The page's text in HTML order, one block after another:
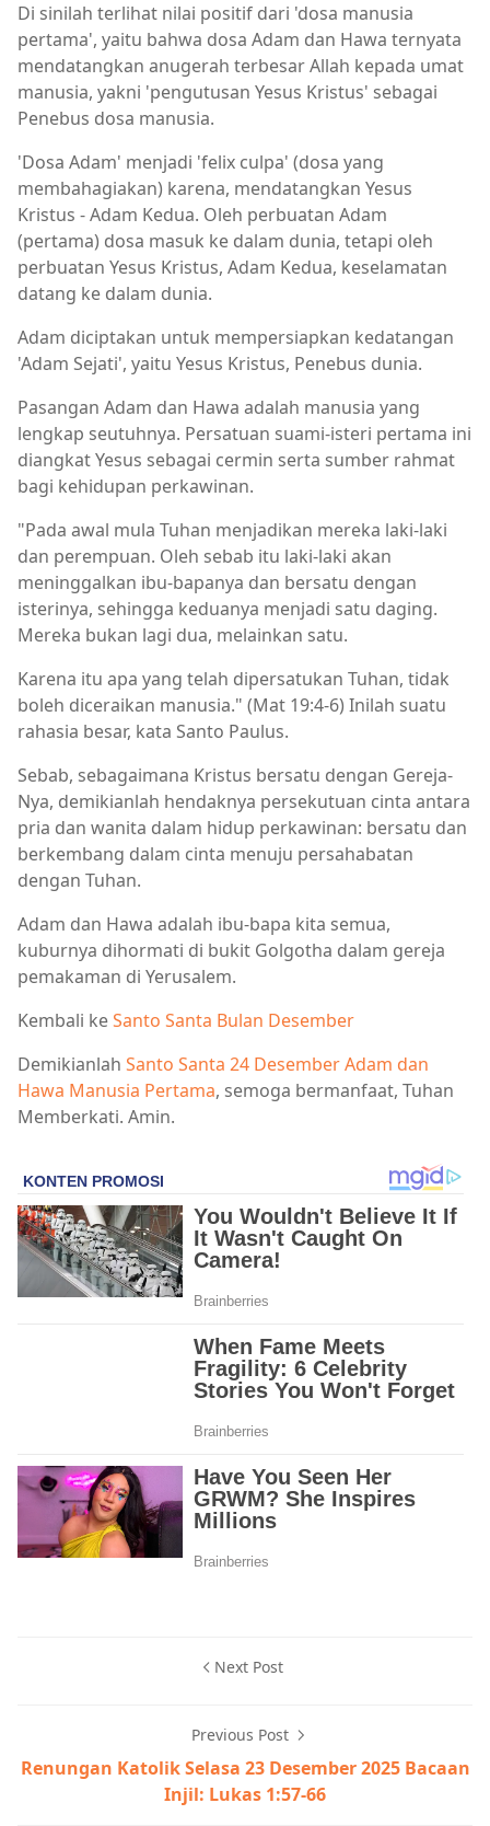
Di sinilah terlihat nilai positif dari 'dosa manusia
pertama', yaitu bahwa dosa Adam dan Hawa ternyata
mendatangkan anugerah terbesar Allah kepada umat
manusia, yakni 'pengutusan Yesus Kristus' sebagai
Penebus dosa manusia.
'Dosa Adam' menjadi 'felix culpa' (dosa yang
membahagiakan) karena, mendatangkan Yesus
Kristus - Adam Kedua. Oleh perbuatan Adam
(pertama) dosa masuk ke dalam dunia, tetapi oleh
perbuatan Yesus Kristus, Adam Kedua, keselamatan
datang ke dalam dunia.
Adam diciptakan untuk mempersiapkan kedatangan
'Adam Sejati', yaitu Yesus Kristus, Penebus dunia.
Pasangan Adam dan Hawa adalah manusia yang
lengkap seutuhnya. Persatuan suami-isteri pertama ini
diangkat Yesus sebagai cermin serta sumber rahmat
bagi kehidupan perkawinan.
"Pada awal mula Tuhan menjadikan mereka laki-laki
dan perempuan. Oleh sebab itu laki-laki akan
meninggalkan ibu-bapanya dan bersatu dengan
isterinya, sehingga keduanya menjadi satu daging.
Mereka bukan lagi dua, melainkan satu.
Karena itu apa yang telah dipersatukan Tuhan, tidak
boleh diceraikan manusia." (Mat 19:4-6) Inilah suatu
rahasia besar, kata Santo Paulus.
Sebab, sebagaimana Kristus bersatu dengan Gereja-
Nya, demikianlah hendaknya persekutuan cinta antara
pria dan wanita dalam hidup perkawinan: bersatu dan
berkembang dalam cinta menuju persahabatan
dengan Tuhan.
Adam dan Hawa adalah ibu-bapa kita semua,
kuburnya dihormati di bukit Golgotha dalam gereja
pemakaman di Yerusalem.
Kembali keSanto Santa Bulan Desember
Demikianlah Santo Santa 24 Desember Adam dan
Hawa Manusia Pertama, semoga bermanfaat, Tuhan
Memberkati. Amin.
Next Post
Previous Post
Renungan Katolik Selasa 23 Desember 2025 Bacaan
Injil: Lukas 1:57-66